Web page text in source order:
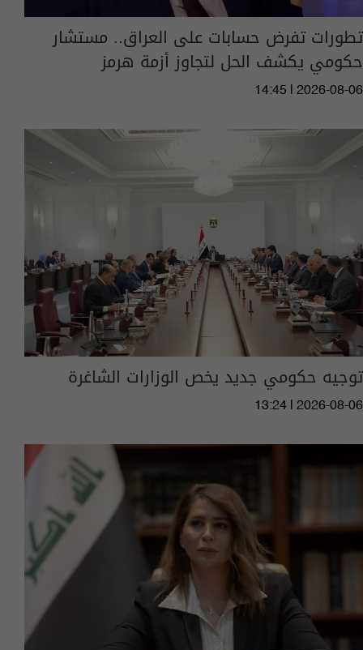
تطورات تفرض حسابات على العراق.. مستشار
حكومي يكشف الحل لتجاوز أزمة هرمز
14:45 | 2026-08-06
توجيه حكومي جديد يخص الوزارات الشاغرة
13:24 | 2026-08-06